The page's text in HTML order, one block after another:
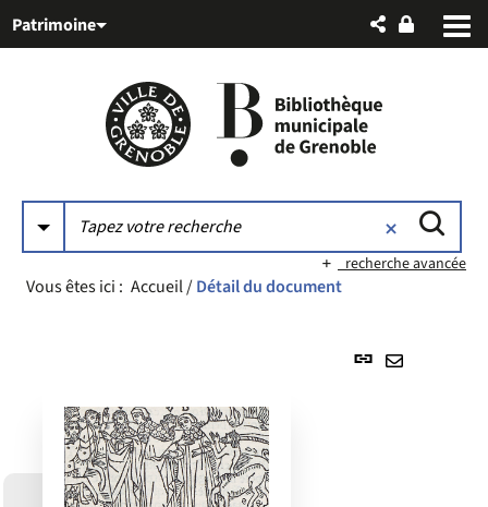
au
auPatrimoine
recherche avancée
Vous êtes ici : Accueil/Détail du document
Lien